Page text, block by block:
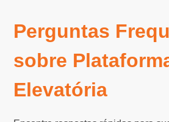
Perguntas
sobre
Elevatória